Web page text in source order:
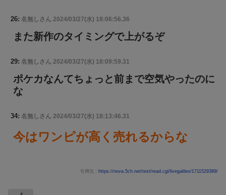
26: 名無しさん 2024/03/27(水) 18:06:56.36
また新作のタイミングで上がるぞ
29: 名無しさん 2024/03/27(水) 18:09:59.31
ポケカなんてちょっと前まで空気やったのに
な
34: 名無しさん 2024/03/27(水) 18:13:46.31
今はワンピが高く売れるからな
引用元： https://nova.5ch.net/test/read.cgi/livegalileo/1711529389/